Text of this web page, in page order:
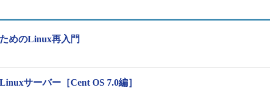
（共通オプション）
使用する設定ファイルを指定する（デフォルトの設定ファイルの後に読み込まれる）
めのLinux再入門
サーバー［Cent OS 7.0編］